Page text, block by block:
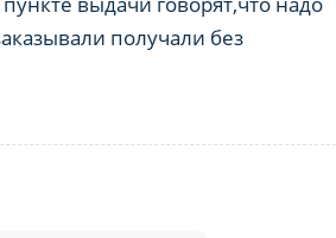
получали без